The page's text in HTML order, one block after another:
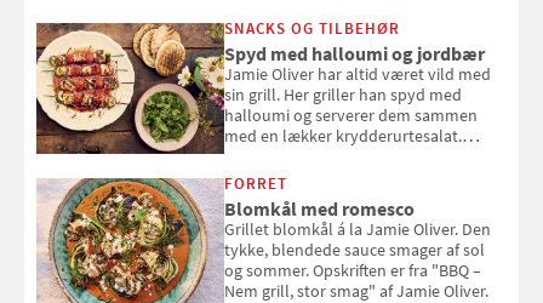
SNACKS OG TILBEHØR
Spyd med halloumi og jordbær
Jamie Oliver har altid været vild med
sin grill. Her griller han spyd med
halloumi og serverer dem sammen
med en lækker krydderurtesalat.
smag" af Jamie Oliver.
FORRET
Blomkål med romesco
Grillet blomkål á la Jamie Oliver. Den
tykke, blendede sauce smager af sol
og sommer. Opskriften er fra "BBQ –
Nem grill, stor smag" af Jamie Oliver.